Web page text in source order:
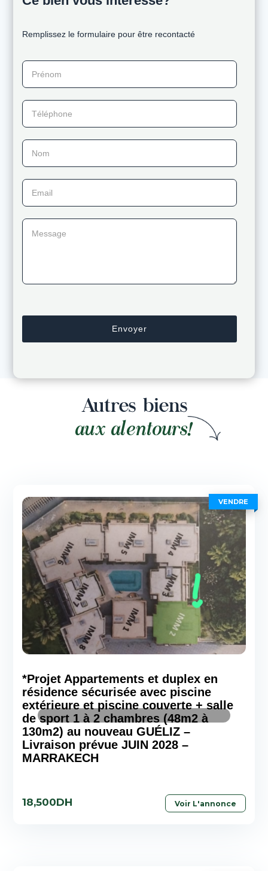
Remplissez le formulaire pour être recontacté
Prénom
Téléphone
Nom
Email
Message
Autres biens
aux alentours!
VENDRE
*Projet Appartements et duplex en
résidence sécurisée avec piscine
extérieure et piscine couverte + salle
de sport 1 à 2 chambres (48m2 à
130m2) au nouveau GUÉLIZ –
Livraison prévue JUIN 2028 –
MARRAKECH
18,500DH Voir L'annonce